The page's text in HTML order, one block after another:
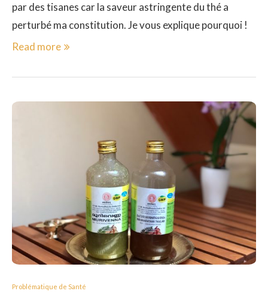
par des tisanes car la saveur astringente du thé a
perturbé ma constitution. Je vous explique pourquoi !
Read more
Problématique de Santé